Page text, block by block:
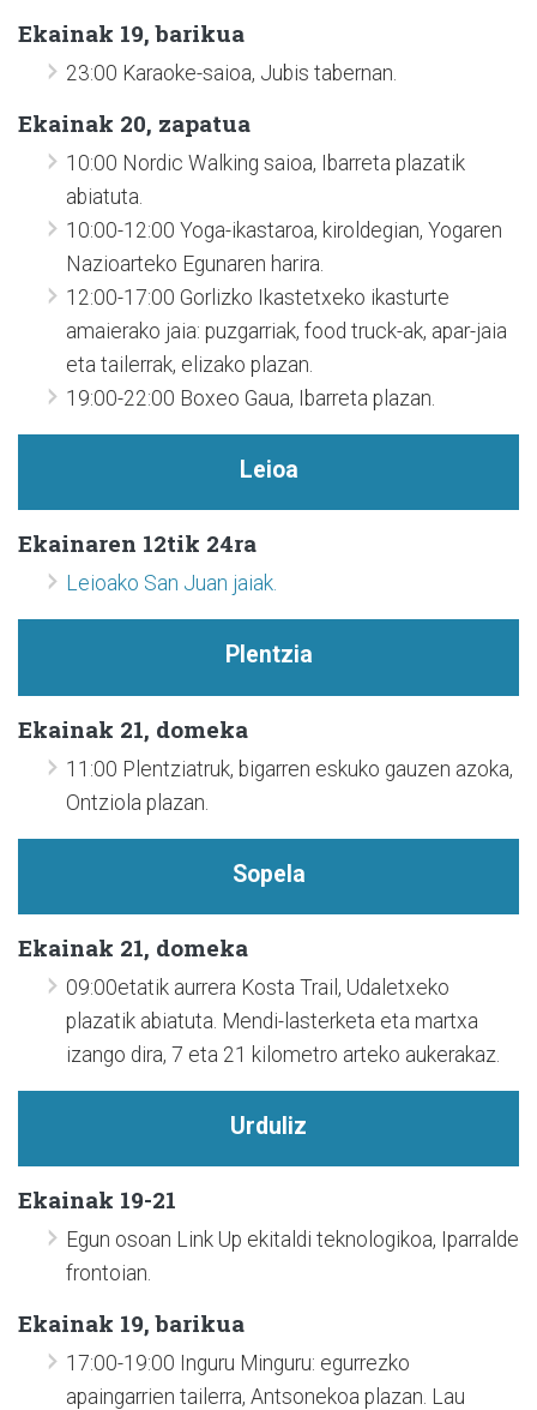
Ekainak 19, barikua
23:00 Karaoke-saioa, Jubis tabernan.
Ekainak 20, zapatua
10:00 Nordic Walking saioa, Ibarreta plazatik
abiatuta.
10:00-12:00 Yoga-ikastaroa, kiroldegian, Yogaren
Nazioarteko Egunaren harira.
12:00-17:00 Gorlizko Ikastetxeko ikasturte
amaierako jaia: puzgarriak, food truck-ak, apar-jaia
eta tailerrak, elizako plazan.
19:00-22:00 Boxeo Gaua, Ibarreta plazan.
Leioa
Ekainaren 12tik 24ra
Leioako San Juan jaiak.
Plentzia
Ekainak 21, domeka
11:00 Plentziatruk, bigarren eskuko gauzen azoka,
Ontziola plazan.
Sopela
Ekainak 21, domeka
09:00etatik aurrera Kosta Trail, Udaletxeko
plazatik abiatuta. Mendi-lasterketa eta martxa
izango dira, 7 eta 21 kilometro arteko aukerakaz.
Urduliz
Ekainak 19-21
Egun osoan Link Up ekitaldi teknologikoa, Iparralde
frontoian.
Ekainak 19, barikua
17:00-19:00 Inguru Minguru: egurrezko
apaingarrien tailerra, Antsonekoa plazan. Lau